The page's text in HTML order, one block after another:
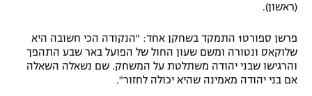
גיימינג E-Sports
תנאי שימוש
בייסבול MLB
ספורט אתגרי ואקסטרים
אומנויות לחימה
(ראשון).
פרשן ספורט1 התמקד בשחקן אחד: "הנקודה הכי חשובה היא
שלוקאס ונטורה ומשם שעון החול של הפועל באר שבע התהפך
והרגישו שבני יהודה משתלטת על המשחק. שם נשאלה השאלה
אם בני יהודה מאמינה שהיא יכולה לחזור".